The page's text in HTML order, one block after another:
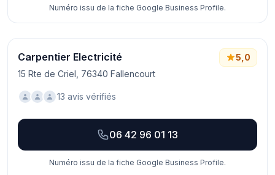
Numéro issu de la fiche Google Business Profile.
Carpentier Electricité
15 Rte de Criel, 76340 Fallencourt
5,0
13 avis vérifiés
06 42 96 01 13
Numéro issu de la fiche Google Business Profile.